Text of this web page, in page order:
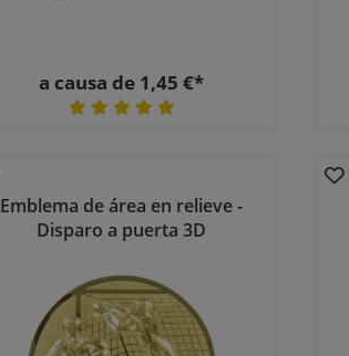
a causa de 1,45 €*
Emblema de área en relieve -
Disparo a puerta 3D